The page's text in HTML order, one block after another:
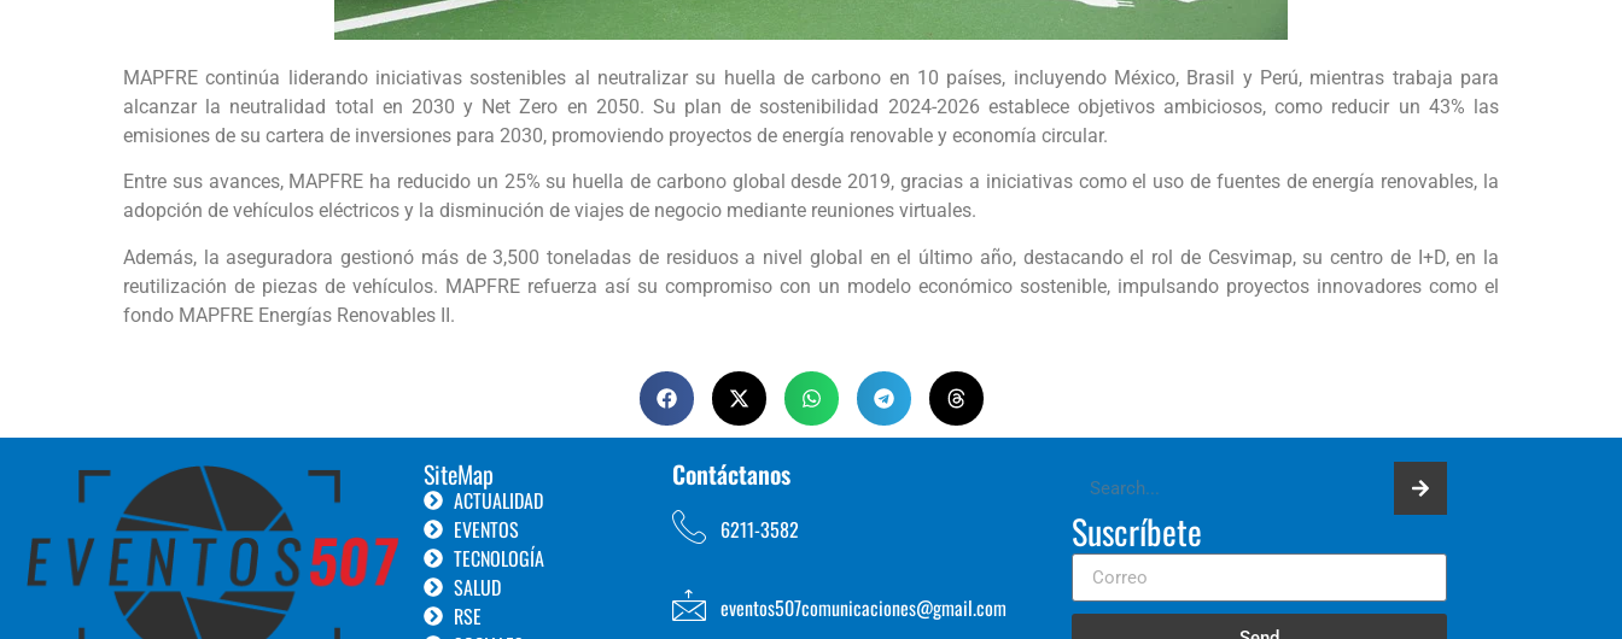
MAPFRE continúa liderando iniciativas sostenibles al neutralizar su huella de carbono en 10 países, incluyendo México, Brasil y Perú, mientras trabaja para
alcanzar la neutralidad total en 2030 y Net Zero en 2050. Su plan de sostenibilidad 2024-2026 establece objetivos ambiciosos, como reducir un 43% las
emisiones de su cartera de inversiones para 2030, promoviendo proyectos de energía renovable y economía circular.
Entre sus avances, MAPFRE ha reducido un 25% su huella de carbono global desde 2019, gracias a iniciativas como el uso de fuentes de energía renovables, la
adopción de vehículos eléctricos y la disminución de viajes de negocio mediante reuniones virtuales.
Además, la aseguradora gestionó más de 3,500 toneladas de residuos a nivel global en el último año, destacando el rol de Cesvimap, su centro de I+D, en la
reutilización de piezas de vehículos. MAPFRE refuerza así su compromiso con un modelo económico sostenible, impulsando proyectos innovadores como el
fondo MAPFRE Energías Renovables II.
SiteMap
ACTUALIDAD
EVENTOS
TECNOLOGÍA
SALUD
RSE
Contáctanos
6211-3582
eventos507comunicaciones@gmail.com
Suscríbete